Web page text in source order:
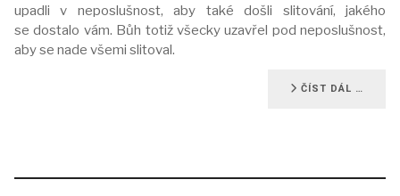
upadli v neposlušnost, aby také došli slitování, jakého
se dostalo vám. Bůh totiž všecky uzavřel pod neposlušnost,
aby se nade všemi slitoval.
ČÍST DÁL …